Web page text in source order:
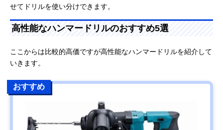
せてドリルを使い分けできます。
高性能なハンマードリルのおすすめ5選
ここからは比較的高価ですが高性能なハンマードリルを紹介して
いきます。
おすすめ